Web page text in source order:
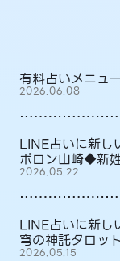
有料占いメニュ
2026.06.08
LINE占いに新し
ポロン山崎◆新姓
2026.05.22
LINE占いに新
穹の神託タロット
2026.05.15